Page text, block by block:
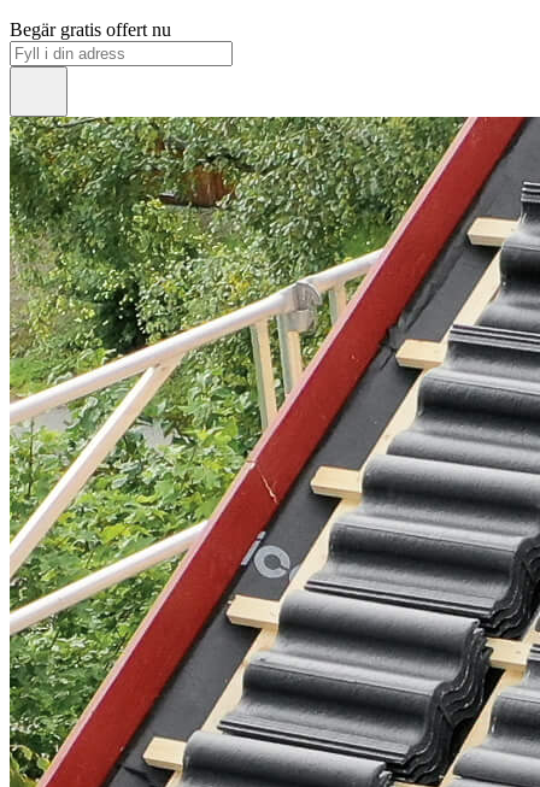
Begär gratis offert nu